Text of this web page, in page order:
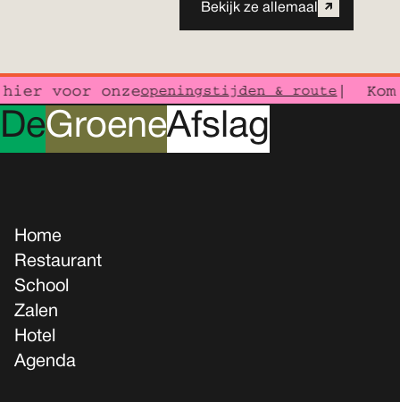
Bekijk ze allemaal
voor onzeopeningstijden & route| Kom
DeGroeneAfslag
Home
Restaurant
School
Zalen
Hotel
Agenda